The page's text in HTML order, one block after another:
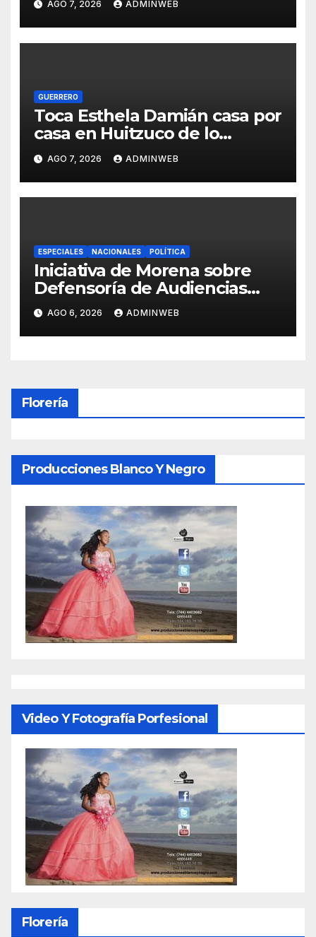
desarrollo en Guerrero
AGO 7, 2026 ADMINWEB
GUERRERO
Toca Esthela Damián casa por
casa en Huitzuco de lo
guegos y suma respaldo dde
fundadores de Morena
AGO 7, 2026 ADMINWEB
ESPECIALES NACIONALES POLÍTICA
Iniciativa de Morena sobre
Defensoría de Audiencias
pretende controlar
contenidos de medios de
comunicación y limitar
AGO 6, 2026 ADMINWEB
Florería
Producciones Blanco Y Negro
Video Y Fotografía Porfesional
Florería